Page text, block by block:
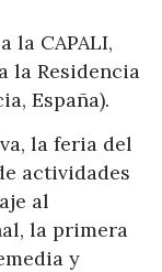
la CAPALI,
la Residencia
España).
la feria del
actividades
al
la primera
y